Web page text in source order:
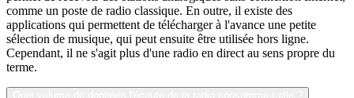
comme un poste de radio classique. En outre, il existe des
applications qui permettent de télécharger à l'avance une petite
sélection de musique, qui peut ensuite être utilisée hors ligne.
Cependant, il ne s'agit plus d'une radio en direct au sens propre du
terme.